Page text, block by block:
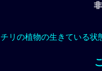
チリの植物の生きている状